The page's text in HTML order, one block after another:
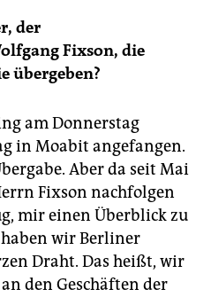
der
Fixson, die
übergeben?
am Donnerstag
in Moabit angefangen.
Aber da seit Mai
Fixson nachfolgen
mir einen Überblick zu
wir Berliner
Draht. Das heißt, wir
den Geschäften der